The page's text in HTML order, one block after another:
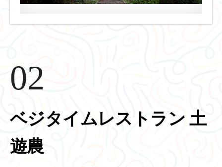
02
ベジタイムレストラン 土
遊農